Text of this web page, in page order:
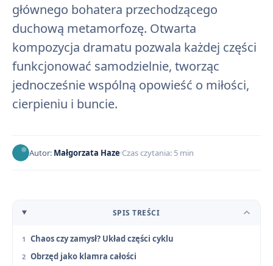
głównego bohatera przechodzącego
duchową metamorfozę. Otwarta
kompozycja dramatu pozwala każdej części
funkcjonować samodzielnie, tworząc
jednocześnie wspólną opowieść o miłości,
cierpieniu i buncie.
Autor: Małgorzata Haze Czas czytania: 5 min
SPIS TREŚCI
Chaos czy zamysł? Układ części cyklu
Obrzęd jako klamra całości